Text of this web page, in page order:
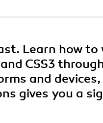
Learn how to
CSS3
and
gives you a